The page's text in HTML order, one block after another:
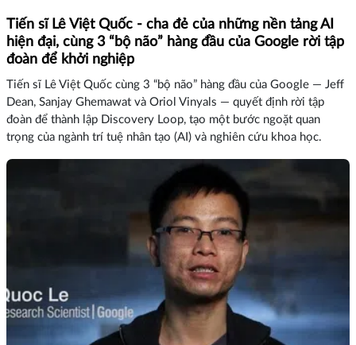
Tiến sĩ Lê Việt Quốc - cha đẻ của những nền tảng AI
hiện đại, cùng 3 “bộ não” hàng đầu của Google rời tập
đoàn để khởi nghiệp
Tiến sĩ Lê Việt Quốc cùng 3 “bộ não” hàng đầu của Google — Jeff
Dean, Sanjay Ghemawat và Oriol Vinyals — quyết định rời tập
đoàn để thành lập Discovery Loop, tạo một bước ngoặt quan
trọng của ngành trí tuệ nhân tạo (AI) và nghiên cứu khoa học.